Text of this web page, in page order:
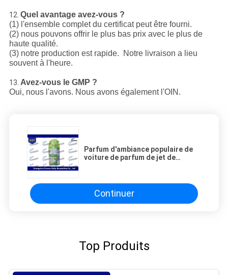
12. Quel avantage avez-vous ?
(1) l'ensemble complet du certificat peut être fourni.
(2) nous pouvons offrir le plus bas prix avec le plus de
haute qualité.
(3) notre production est rapide. Notre livraison a lieu
souvent à l'heure.
13. Avez-vous le GMP ?
Oui, nous l'avons. Nous avons également l'OIN.
Parfum d'ambiance populaire de
voiture de parfum de jet de
Continuer
Top Produits